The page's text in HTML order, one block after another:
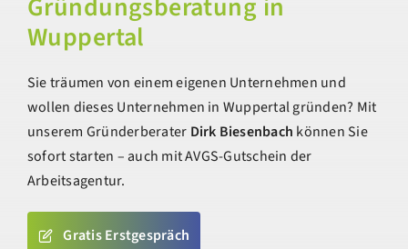
Wuppertal
Sie träumen von einem eigenen Unternehmen und
wollen dieses Unternehmen in Wuppertal gründen? Mit
unserem Gründerberater Dirk Biesenbach können Sie
sofort starten – auch mit AVGS-Gutschein der
Arbeitsagentur.
Gratis Erstgespräch